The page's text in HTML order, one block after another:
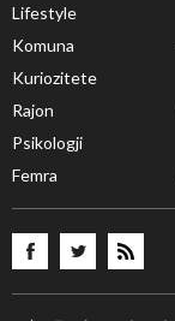
Lifestyle
Komuna
Kuriozitete
Rajon
Psikologji
Femra